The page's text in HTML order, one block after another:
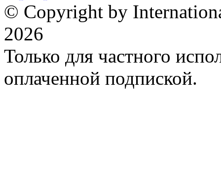
© Copyright by
2026
Только для частного
оплаченной подпиской.